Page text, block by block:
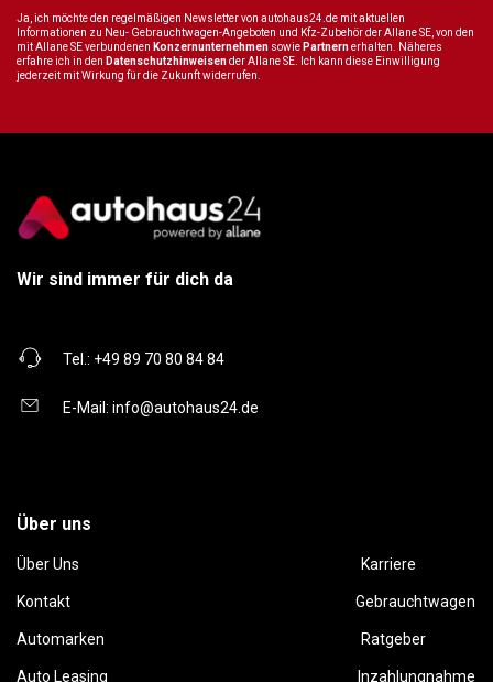
Ja, ich möchte den regelmäßigen Newsletter von autohaus24.de mit aktuellen
Informationen zu Neu- Gebrauchtwagen-Angeboten und Kfz-Zubehör der Allane SE, von den
mit Allane SE verbundenen Konzernunternehmen sowie Partnernerhalten. Näheres
erfahre ich in den Datenschutzhinweisender Allane SE. Ich kann diese Einwilligung
jederzeit mit Wirkung für die Zukunft widerrufen.
Wir sind immer für dich da
Tel.: +49 89 70 80 84 84
E-Mail: info@autohaus24.de
Über uns
Über Uns Karriere
Kontakt Gebrauchtwagen
Automarken Ratgeber
Auto Leasing Inzahlungnahme